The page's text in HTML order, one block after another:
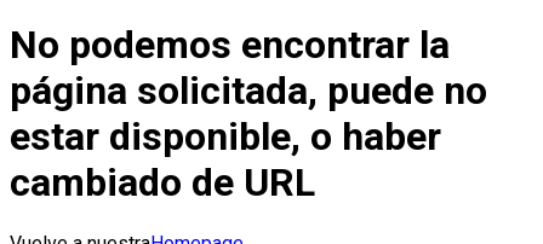
No podemos encontrar la
página solicitada, puede no
estar disponible, o haber
cambiado de URL